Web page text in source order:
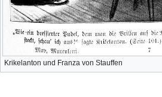
Krikelanton und Franza von Stauffen